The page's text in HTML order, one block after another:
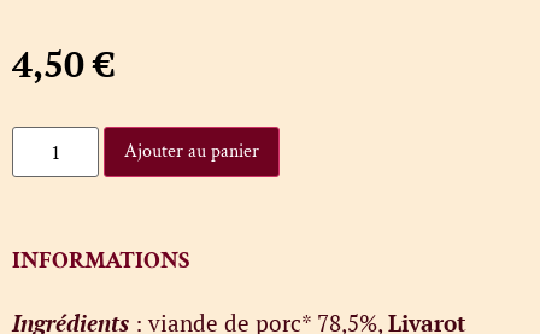
4,50€
Ajouter au panier
INFORMATIONS
Ingrédients : viande de porc* 78,5%, Livarot